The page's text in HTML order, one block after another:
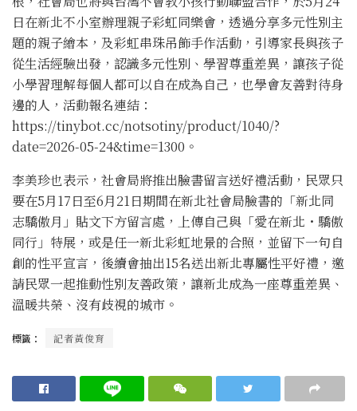
日在新北不小室辦理親子彩虹同樂會，透過分享多元性別主
題的親子繪本，及彩虹串珠吊飾手作活動，引導家長與孩子
從生活經驗出發，認識多元性別、學習尊重差異，讓孩子從
小學習理解每個人都可以自在成為自己，也學會友善對待身
邊的人，活動報名連結：
https://tinybot.cc/notsotiny/product/1040/?
date=2026-05-24&time=1300。
李美珍也表示，社會局將推出臉書留言送好禮活動，民眾只
要在5月17日至6月21日期間在新北社會局臉書的「新北同
志驕傲月」貼文下方留言處，上傳自己與「愛在新北・驕傲
同行」特展，或是任一新北彩虹地景的合照，並留下一句自
創的性平宣言，後續會抽出15名送出新北專屬性平好禮，邀
請民眾一起推動性別友善政策，讓新北成為一座尊重差異、
溫暖共榮、沒有歧視的城市。
標籤： 記者黃俊育